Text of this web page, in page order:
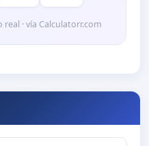
· vía Calculatorr.com